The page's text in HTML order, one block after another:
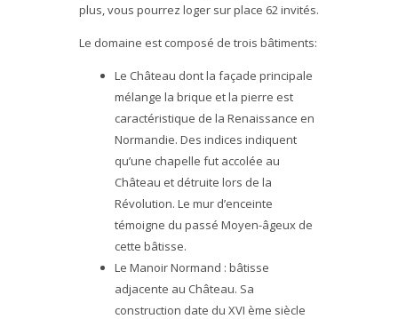
plus, vous pourrez loger sur place 62 invités.
Le domaine est composé de trois bâtiments:
Le Château dont la façade principale
mélange la brique et la pierre est
caractéristique de la Renaissance en
Normandie. Des indices indiquent
qu’une chapelle fut accolée au
Château et détruite lors de la
Révolution. Le mur d’enceinte
témoigne du passé Moyen-âgeux de
cette bâtisse.
Le Manoir Normand : bâtisse
adjacente au Château. Sa
construction date du XVI ème siècle